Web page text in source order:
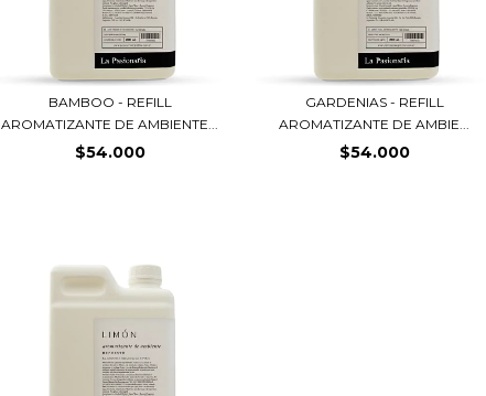
BAMBOO - REFILL
AROMATIZANTE DE AMBIENTE...
$54.000
GARDENIAS - REFILL
AROMATIZANTE DE AMBIE...
$54.000